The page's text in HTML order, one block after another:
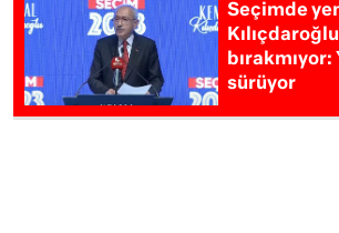
Seçimde
sürüyor